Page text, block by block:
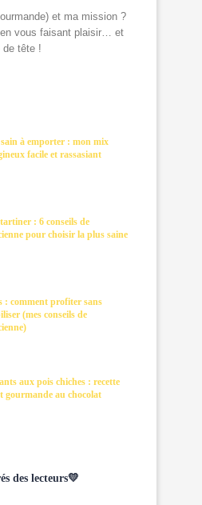
et ma mission ?
vous faisant plaisir… et
de tête !
à emporter : mon mix
facile et rassasiant
: 6 conseils de
pour choisir la plus saine
: comment profiter sans
(mes conseils de
aux pois chiches : recette
gourmande au chocolat
des lecteurs💛